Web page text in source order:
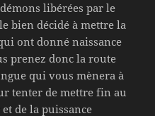
libérées par le
bien décidé à mettre la
ont donné naissance
prenez donc la route
qui vous mènera à
tenter de mettre fin au
de la puissance